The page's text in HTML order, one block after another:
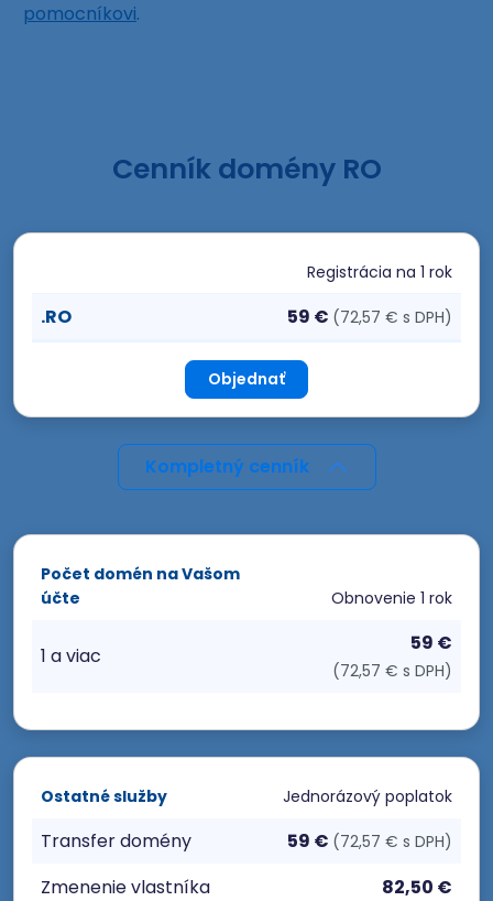
pomocníkovi.
Cenník domény RO
Registrácia na 1 rok
.RO 59 € (72,57 € s DPH)
Objednať
Kompletný cenník
Počet domén na Vašom
účte
Obnovenie 1 rok
1 a viac
59 €
(72,57 € s DPH)
Ostatné služby Jednorázový poplatok
Transfer domény 59 € (72,57 € s DPH)
Zmenenie vlastníka
82,50 €